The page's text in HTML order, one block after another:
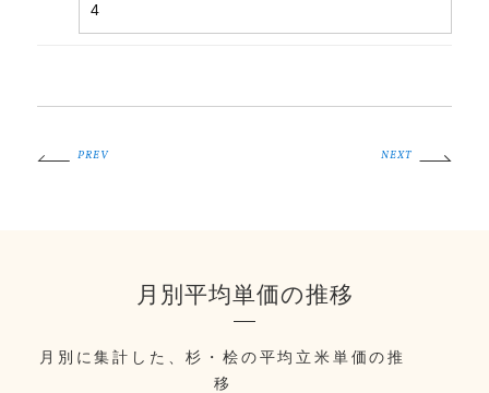
4
PREV NEXT
月別平均単価の推移
月別に集計した、杉・桧の平均立米単価の推
移